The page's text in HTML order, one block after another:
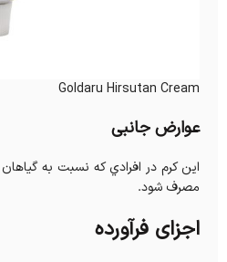
Goldaru Hirsutan Cream
عوارض جانبی
اين كرم در افرادي كه نسبت به
مصرف شود.
اجزای فرآورده